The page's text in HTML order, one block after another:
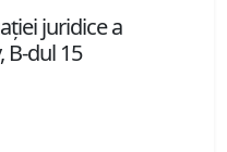
juridice a
B-dul 15